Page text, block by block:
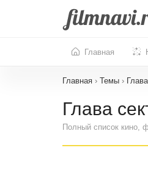
Главная
Главная › Темы ›
Глава
Полный список кино,